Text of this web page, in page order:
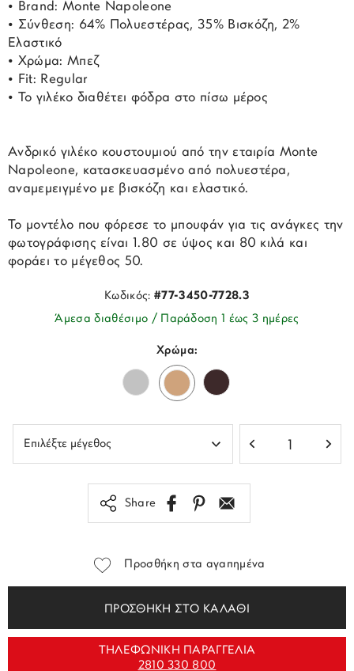
• Brand: Monte Napoleone
• Σύνθεση: 64% Πολυεστέρας, 35% Βισκόζη, 2%
Ελαστικό
• Χρώμα: Μπεζ
• Fit: Regular
• Το γιλέκο διαθέτει φόδρα στο πίσω μέρος
Ανδρικό γιλέκο κουστουμιού από την εταιρία Monte
Napoleone, κατασκευασμένο από πολυεστέρα,
αναμεμειγμένο με βισκόζη και ελαστικό.
Το μοντέλο που φόρεσε το μπουφάν για τις ανάγκες την
φωτογράφισης είναι 1.80 σε ύψος και 80 κιλά και
φοράει το μέγεθος 50.
Κωδικός:#77-3450-7728.3
Άμεσα διαθέσιμο / Παράδοση 1 έως 3 ημέρες
Χρώμα:
Share
Προσθήκη στα αγαπημένα
ΠΡΟΣΘΗΚΗ ΣΤΟ ΚΑΛΑΘΙ
ΤΗΛΕΦΩΝΙΚΗ ΠΑΡΑΓΓΕΛΙΑ
2810 330 800